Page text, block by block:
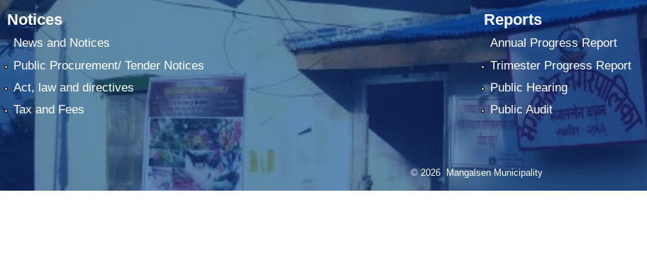
Notices
News and Notices
Public Procurement/ Tender Notices
Act, law and directives
Tax and Fees
Reports
Annual Progress Report
Trimester Progress Report
Public Hearing
Public Audit
© 2026 Mangalsen Municipality